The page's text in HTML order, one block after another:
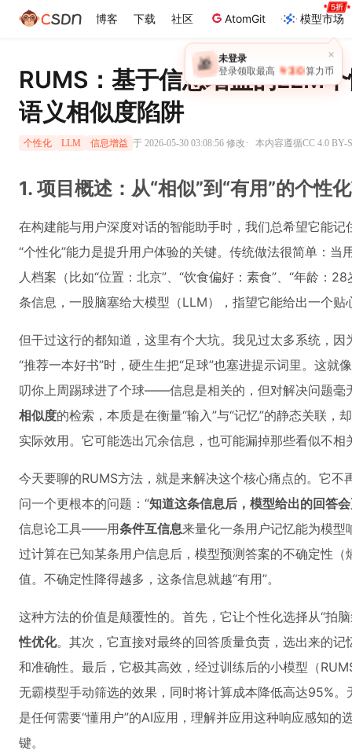
博客 下载 社区 AtomGit 模型市场
×
🎁 未登录
登录领取最高 ￥30 算力币
RUMS：基于信息增益的LLM
语义相似度陷阱
个性化 LLM 信息增益 于 2026-05-30 03:08:56 修改· 本内容遵循CC 4.0 BY-
1. 项目概述：从“相似”到“有用”的个性
在构建能与用户深度对话的智能助手时，我们总希望它能
“个性化”能力是提升用户体验的关键。传统做法很简单：当
人档案（比如“位置：北京”、“饮食偏好：素食”、“年龄：
条信息，一股脑塞给大模型（LLM），指望它能给出一个贴
但干过这行的都知道，这里有个大坑。我见过太多系统，因
“推荐一本好书”时，硬生生把“足球”也塞进提示词里。这就
叨你上周踢球进了个球——信息是相关的，但对解决问题毫
相似度的检索，本质是在衡量“输入”与“记忆”的静态关联，
实际效用。它可能选出冗余信息，也可能漏掉那些看似不相
今天要聊的RUMS方法，就是来解决这个核心痛点的。它不
问一个更根本的问题：“知道这条信息后，模型给出的回答
信息论工具——用条件互信息来量化一条用户记忆能为模型
过计算在已知某条用户信息后，模型预测答案的不确定性
值。不确定性降得越多，这条信息就越“有用”。
这种方法的价值是颠覆性的。首先，它让个性化选择从“拍
性优化。其次，它直接对最终的回答质量负责，选出来的
和准确性。最后，它极其高效，经过训练后的小模型（
无霸模型手动筛选的效果，同时将计算成本降低高达95%
是任何需要“懂用户”的AI应用，理解并应用这种响应感知
键。